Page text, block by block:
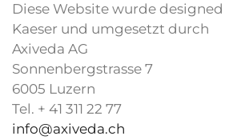
Diese Website wurde
Kaeser und umgesetzt durch
Axiveda AG
Sonnenbergstrasse 7
6005 Luzern
Tel. + 41 311 22 77
info@axiveda.ch